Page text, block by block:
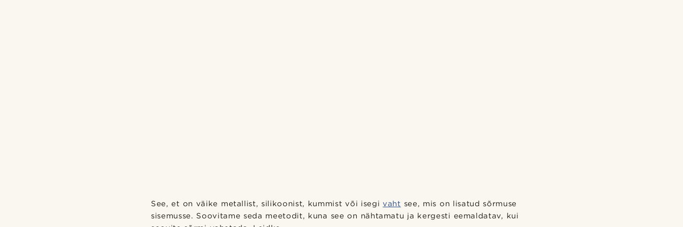
See, et on väike metallist, silikoonist, kummist või isegivaht see, mis on lisatud sõrmuse
sisemusse. Soovitame seda meetodit, kuna see on nähtamatu ja kergesti eemaldatav, kui